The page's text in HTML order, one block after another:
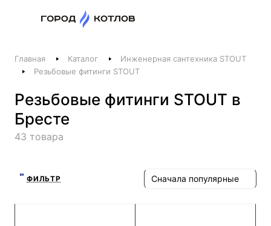
Телефоны
+375 44 511-06-41
+375 29 237-06-41
Котлы и отопление
+375 44 521-06-41
Заказать звонок
Главная Каталог
Инженерная сантехника STOUT
Резьбовые фитинги STOUT
Резьбовые фитинги STOUT в
Бресте
43 товара
ФИЛЬТР Сначала популярные